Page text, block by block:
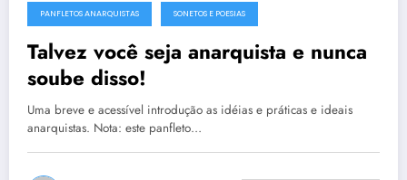
PANFLETOS ANARQUISTAS SONETOS E POESIAS
Talvez você seja anarquista e nunca
soube disso!
Uma breve e acessível introdução as idéias e práticas e ideais
anarquistas. Nota: este panfleto…